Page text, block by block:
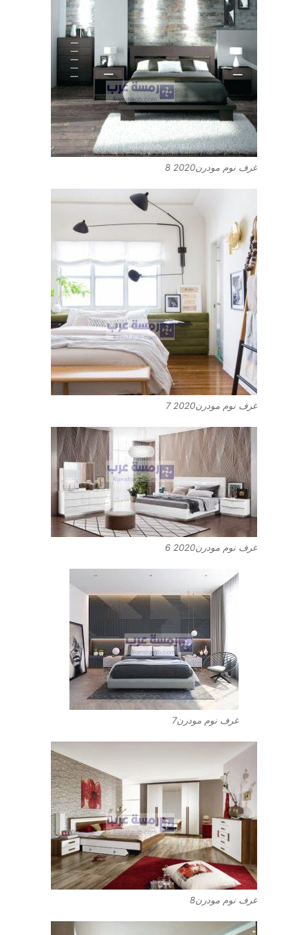
غرف نوم مودرن2020 8
غرف نوم مودرن2020 7
غرف نوم مودرن2020 6
غرف نوم مودرن7
غرف نوم مودرن8